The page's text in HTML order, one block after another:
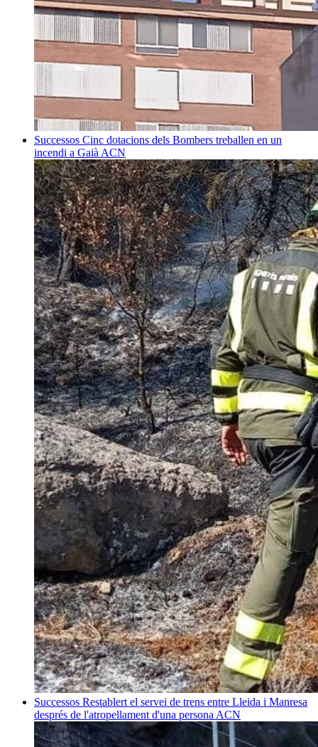
Successos Cinc dotacions dels Bombers treballen en un
incendi a Gaià ACN
Successos Restablert el servei de trens entre Lleida i Manresa
després de l'atropellament d'una persona ACN